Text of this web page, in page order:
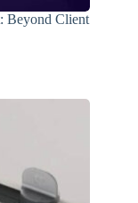
Beyond Client